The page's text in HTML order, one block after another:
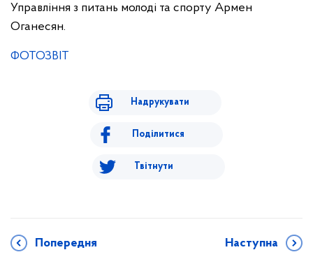
Управління з питань молоді та спорту Армен
Оганесян.
ФОТОЗВІТ
Надрукувати
Поділитися
Твітнути
Попередня Наступна